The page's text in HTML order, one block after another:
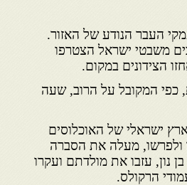
העבר הנודע של האזור.
משבטי ישראל הצטרפו
הצידונים במקום.
כפי המקובל על הרוב, שעה
ישראלי של האוכלוסים
ולפרשו, מעלה את הסברה
נון, עזבו את מולדתם ועקרו
הרקולס.